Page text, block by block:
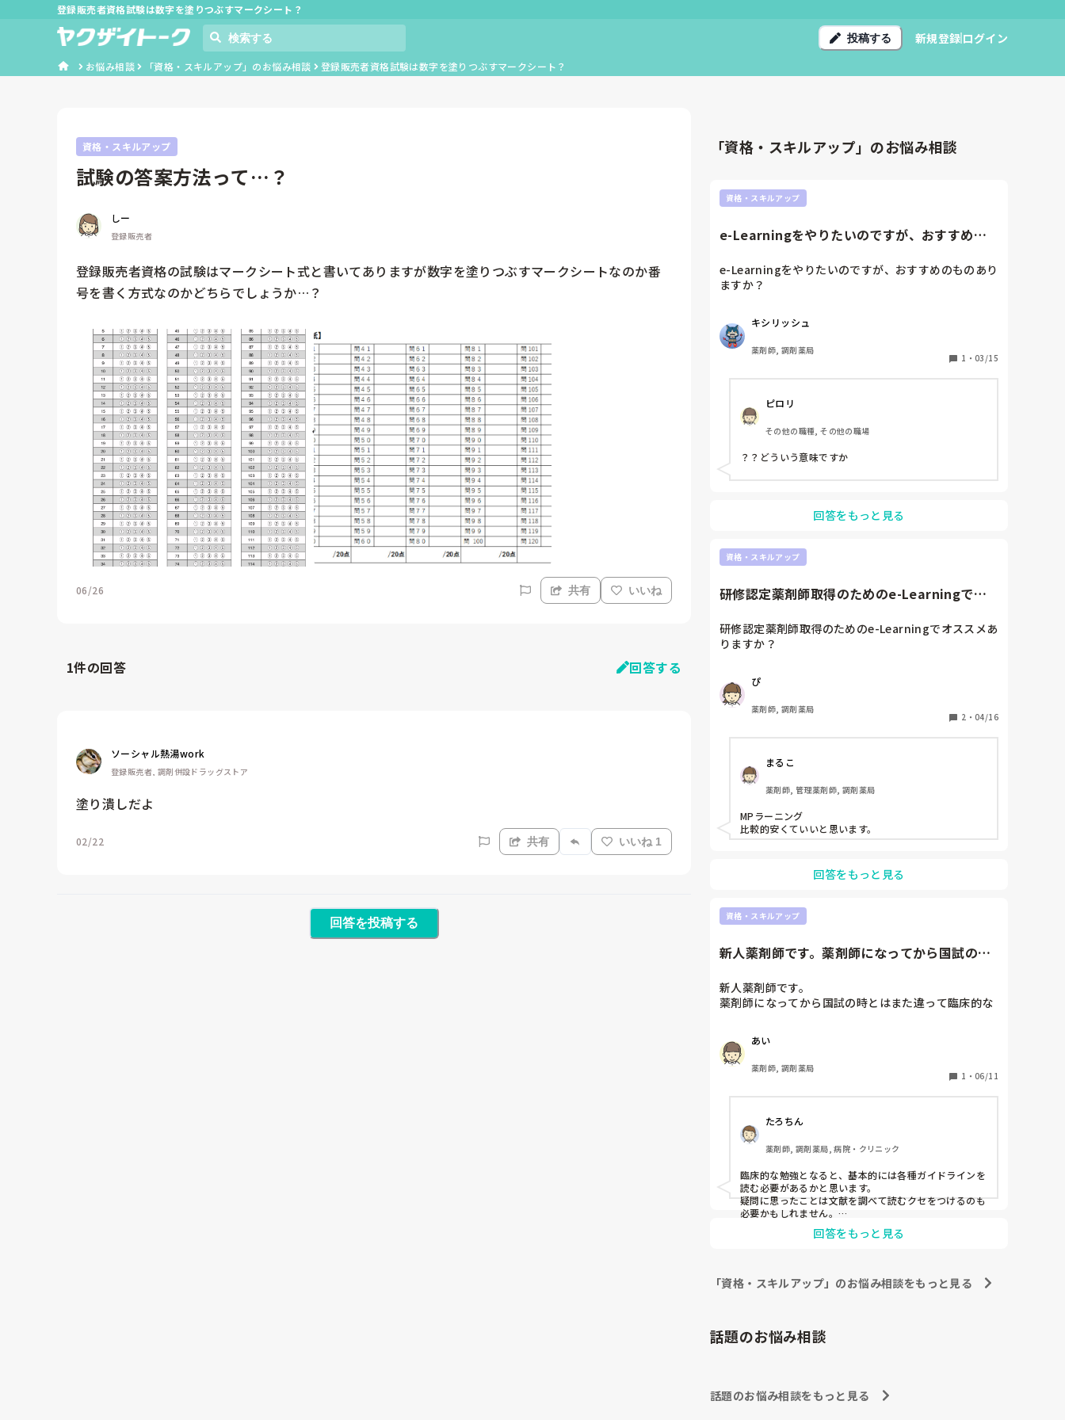
登録販売者資格試験は数字を塗りつぶすマークシート？
投稿する 新規登録ログイン
お悩み相談 「資格・スキルアップ」のお悩み相談 登録販売者資格試験は数字を塗りつぶすマークシート？
資格・スキルアップ
試験の答案方法って…？
しー
登録販売者
登録販売者資格の試験はマークシート式と書いてありますが数字を塗りつぶすマークシートなのか番
号を書く方式なのかどちらでしょうか…？
06/26 共有 いいね
1件の回答 回答する
ソーシャル熱湯work
登録販売者, 調剤併設ドラッグストア
塗り潰しだよ
02/22 共有 いいね 1
回答を投稿する
「資格・スキルアップ」のお悩み相談
資格・スキルアップ
e-Learningをやりたいのですが、おすすめの
e-Learningをやりたいのですが、おすすめのものあり
ますか？
キシリッシュ
薬剤師, 調剤薬局
1 ・ 03/15
ピロリ
その他の職種, その他の職場
？？どういう意味ですか
回答をもっと見る
資格・スキルアップ
研修認定薬剤師取得のためのe-Learningでオ
研修認定薬剤師取得のためのe-Learningでオススメあ
りますか？
ぴ
薬剤師, 調剤薬局
2 ・ 04/16
まるこ
薬剤師, 管理薬剤師, 調剤薬局
MPラーニング
比較的安くていいと思います。
回答をもっと見る
資格・スキルアップ
新人薬剤師です。薬剤師になってから国試の時
新人薬剤師です。
薬剤師になってから国試の時とはまた違って臨床的な
オススメのもの教えてください🙏🏻
あい
薬剤師, 調剤薬局
1 ・ 06/11
たろちん
薬剤師, 調剤薬局, 病院・クリニック
臨床的な勉強となると、基本的には各種ガイドラインを
読む必要があるかと思います。
疑問に思ったことは文献を調べて読むクセをつけるのも
必要かもしれません。
他にはMSDマニュアル、m3、日経メディカルなどを活
用すると良いかもしれません。
必要になってくると思いますので、参考にしてみてくだ
さい。
回答をもっと見る
「資格・スキルアップ」のお悩み相談をもっと見る
話題のお悩み相談
話題のお悩み相談をもっと見る